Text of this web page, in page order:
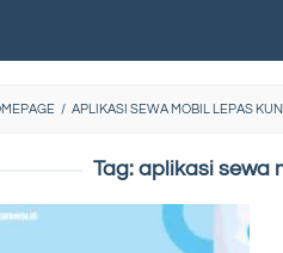
/ APLIKASI SEWA MOBIL LEPAS
Tag: aplikasi sewa